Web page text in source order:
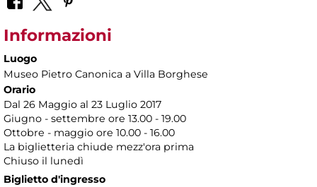
Informazioni
Luogo
Museo Pietro Canonica a Villa Borghese
Orario
Dal 26 Maggio al 23 Luglio 2017
Giugno - settembre ore 13.00 - 19.00
Ottobre - maggio ore 10.00 - 16.00
La biglietteria chiude mezz'ora prima
Chiuso il lunedì
Biglietto d'ingresso